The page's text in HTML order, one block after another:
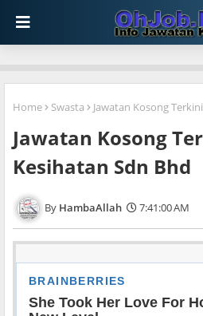
Home Swasta Jawatan Kosong
Jawatan Kosong
Kesihatan Sdn Bhd
HambaAllah 7:41:00 AM